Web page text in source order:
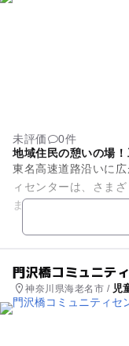
未評価
0件
地域住民の憩いの場
東名高速道路沿いに
ィセンターは、さま
ます。 センター内には集会室や保育室、レクリエーション室、
門沢橋コミュニテ
神奈川県海老名市 / 児